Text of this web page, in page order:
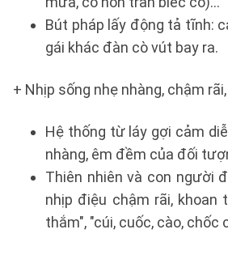
Bút pháp lấy động tả tĩnh:
gái khác đàn cò vút bay ra.
+ Nhịp sống nhẹ nhàng, chậm
Hệ thống từ láy gợi cảm
nhàng, êm đềm của đối
Thiên nhiên và con người
nhịp điệu chậm rãi, khoan
thắm", "cúi, cuốc, cào, chốc